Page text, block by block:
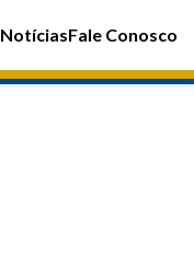
NotíciasFale Conosco